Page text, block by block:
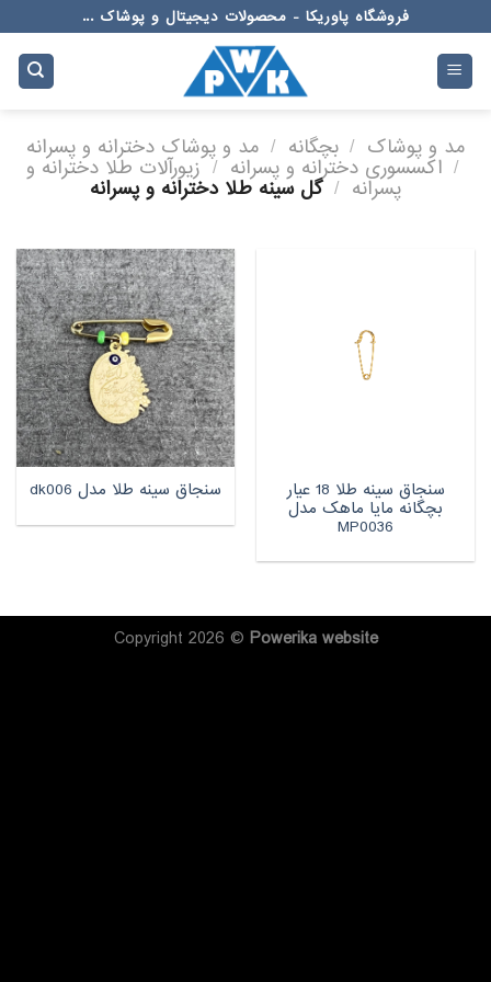
to
content
فروشگاه پاوریکا - محصولات دیجیتال و پوشاک ...
مد و پوشاک / بچگانه / مد و پوشاک دخترانه و پسرانه
/ اکسسوری دخترانه و پسرانه / زیورآلات طلا دخترانه و
پسرانه / گل سینه طلا دخترانه و پسرانه
سنجاق سینه طلا 18 عیار
بچگانه مایا ماهک مدل
MP0036
سنجاق سینه طلا مدل dk006
Copyright 2026 © Powerikawebsite